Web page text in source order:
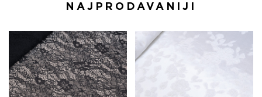
NAJPRODAVANIJI